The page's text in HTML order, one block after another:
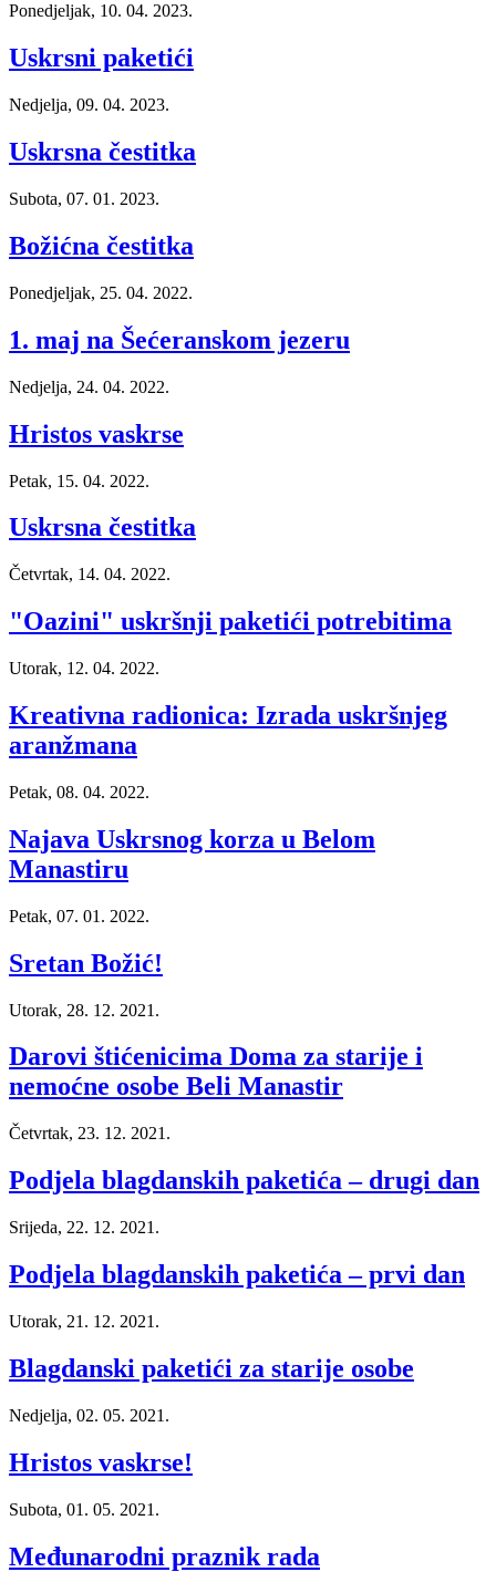
Ponedjeljak, 10. 04. 2023.
Uskrsni paketići
Nedjelja, 09. 04. 2023.
Uskrsna čestitka
Subota, 07. 01. 2023.
Božićna čestitka
Ponedjeljak, 25. 04. 2022.
1. maj na Šećeranskom jezeru
Nedjelja, 24. 04. 2022.
Hristos vaskrse
Petak, 15. 04. 2022.
Uskrsna čestitka
Četvrtak, 14. 04. 2022.
"Oazini" uskršnji paketići potrebitima
Utorak, 12. 04. 2022.
Kreativna radionica: Izrada uskršnjeg
aranžmana
Petak, 08. 04. 2022.
Najava Uskrsnog korza u Belom
Manastiru
Petak, 07. 01. 2022.
Sretan Božić!
Utorak, 28. 12. 2021.
Darovi štićenicima Doma za starije i
nemoćne osobe Beli Manastir
Četvrtak, 23. 12. 2021.
Podjela blagdanskih paketića – drugi dan
Srijeda, 22. 12. 2021.
Podjela blagdanskih paketića – prvi dan
Utorak, 21. 12. 2021.
Blagdanski paketići za starije osobe
Nedjelja, 02. 05. 2021.
Hristos vaskrse!
Subota, 01. 05. 2021.
Međunarodni praznik rada